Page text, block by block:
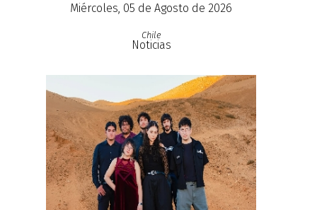
Miércoles, 05 de Agosto de 2026
Chile
Noticias